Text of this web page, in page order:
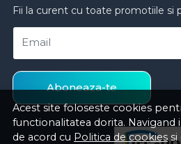
Acest site foloseste cookies
functionalitatea dorita. Navigand
de acord cu Politica de cookies si
Fii la curent cu toate promotiile si
Email
Aboneaza-te